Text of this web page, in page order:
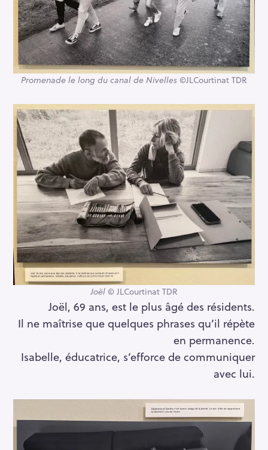
Promenade le long du canal de Nivelles ©JLCourtinat TDR
Joël © JLCourtinat TDR
Joël, 69 ans, est le plus âgé des résidents.
Il ne maîtrise que quelques phrases qu’il répète
en permanence.
Isabelle, éducatrice, s’efforce de communiquer
avec lui.